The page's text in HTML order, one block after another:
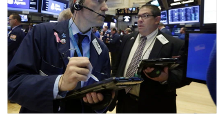
• ผู้จัดกวน
• Good health & Well-being
• Green Innovation & SD
Management & HR
• MGR Live
• Infographic
• การเมือง